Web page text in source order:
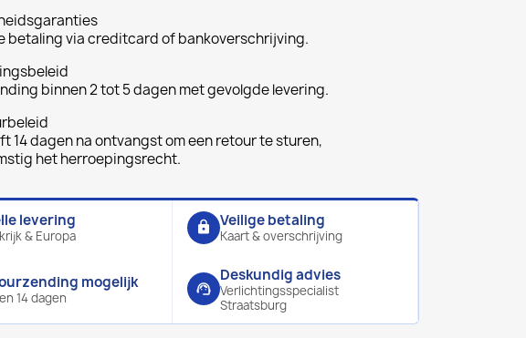
betaling via creditcard of bankoverschrijving.
binnen 2 tot 5 dagen met gevolgde levering.
14 dagen na ontvangst om een retour te sturen,
het herroepingsrecht.
levering
& Europa
lock Veilige betaling
Kaart & overschrijving
mogelijk
14 dagen
support_agent
Deskundig advies
Verlichtingsspecialist
Straatsburg